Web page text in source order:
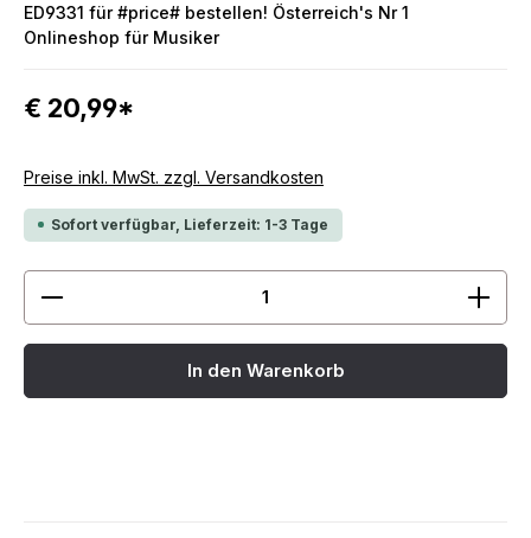
ED9331 für #price# bestellen! Österreich's Nr 1
Onlineshop für Musiker
€ 20,99*
Preise inkl. MwSt. zzgl. Versandkosten
Sofort verfügbar, Lieferzeit: 1-3 Tage
Produkt Anzahl: Gib den gewünschten Wert ein
In den Warenkorb